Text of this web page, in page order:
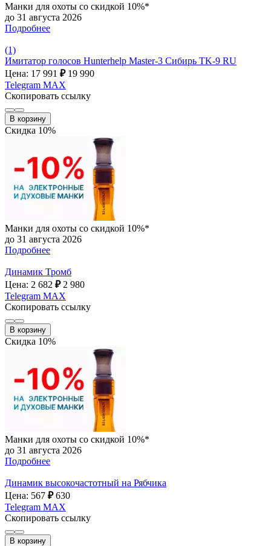
Манки для охоты со скидкой 10%*
до 31 августа 2026
Подробнее
(1)
Имитатор голосов Hunterhelp Master-3 Сибирь TK-9 RU
Цена: 17 991 ₽ 19 990
Telegram MAX
Скопировать ссылку
В корзину
Скидка 10%
Манки для охоты со скидкой 10%*
до 31 августа 2026
Подробнее
Динамик Тромб
Цена: 2 682 ₽ 2 980
Telegram MAX
Скопировать ссылку
В корзину
Скидка 10%
Манки для охоты со скидкой 10%*
до 31 августа 2026
Подробнее
Динамик высокочастотный на Рябчика
Цена: 567 ₽ 630
Telegram MAX
Скопировать ссылку
В корзину